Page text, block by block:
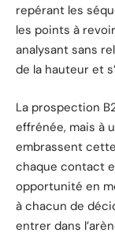
repérant les
les points à
analysant sans
de la hauteur et
La prospection
effrénée, mais à
embrassent
chaque contact
opportunité en
à chacun de
entrer dans